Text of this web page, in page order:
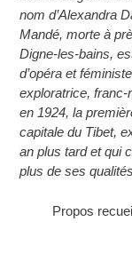
nom d’Alexandra
Mandé, morte à
Digne-les-bains,
d’opéra et
exploratrice,
en 1924, la
capitale du Tibet,
an plus tard et qui
plus de ses
Propos